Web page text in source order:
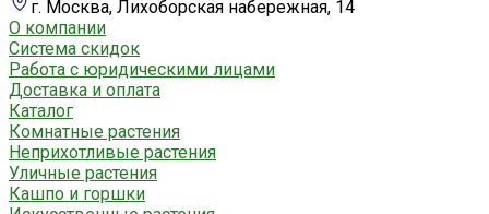
г. Москва, Лихоборская набережная, 14
О компании
Система скидок
Работа с юридическими лицами
Доставка и оплата
Каталог
Комнатные растения
Неприхотливые растения
Уличные растения
Кашпо и горшки